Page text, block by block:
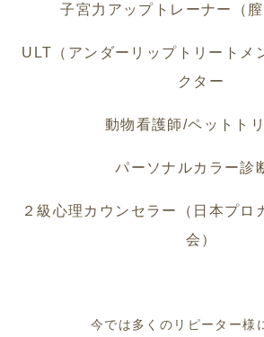
子宮力アップトレーナー（膣
ULT（アンダーリップトリートメ
クター
動物看護師/ペットト
パーソナルカラー診
２級心理カウンセラー（日本プロ
会）
今では多くのリピーター様